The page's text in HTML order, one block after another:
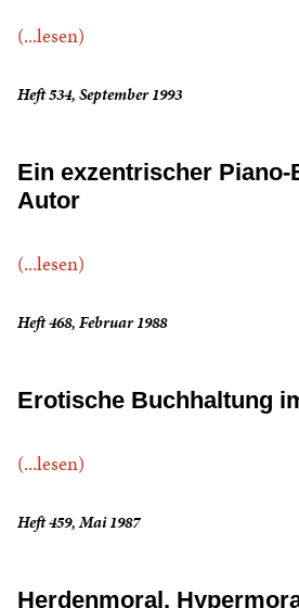
(...lesen)
Heft 534, September 1993
Ein exzentrischer Piano-
Autor
(...lesen)
Heft 468, Februar 1988
Erotische Buchhaltung
(...lesen)
Heft 459, Mai 1987
Herdenmoral,